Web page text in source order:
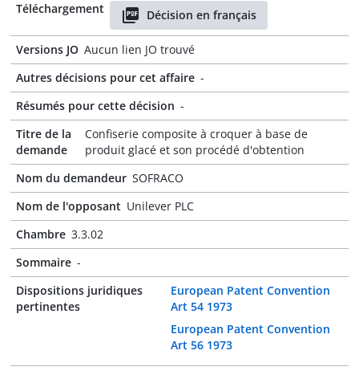
Téléchargement
Décision en français
Versions JO Aucun lien JO trouvé
Autres décisions pour cet affaire -
Résumés pour cette décision -
Titre de la
demande
Confiserie composite à croquer à base de
produit glacé et son procédé d'obtention
Nom du demandeur SOFRACO
Nom de l'opposant Unilever PLC
Chambre 3.3.02
Sommaire -
Dispositions juridiques
pertinentes
European Patent Convention
Art 54 1973
European Patent Convention
Art 56 1973